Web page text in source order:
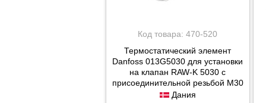
Код товара: 470-520
Термостатический элемент
Danfoss 013G5030 для установки
на клапан RAW-K 5030 с
присоединительной резьбой M30
x 1,5
Дания